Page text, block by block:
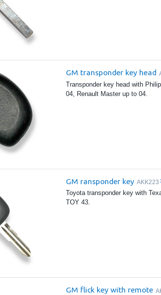
GM transponder key head
Transponder key head with
04, Renault Master up to 04.
GM ransponder key AKK223
Toyota transponder key with
TOY 43.
GM flick key with remote